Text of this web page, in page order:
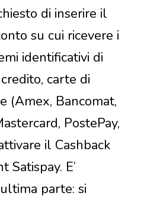
di inserire il
su cui ricevere i
identificativi di
carte di
(Amex, Bancomat,
PostePay,
il Cashback
Satispay. E’
parte: si